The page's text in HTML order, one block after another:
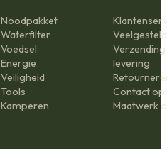
Noodpakket
Waterfilter
Voedsel
Energie
Veiligheid
Tools
Kamperen
Verzending
levering
Contact
Maatwerk